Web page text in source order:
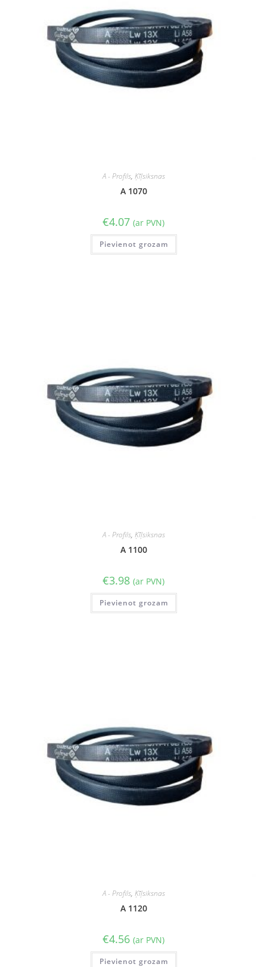
A - Profils, Ķīļsiksnas
A 1070
€4.07 (ar PVN)
Pievienot grozam
A - Profils, Ķīļsiksnas
A 1100
€3.98 (ar PVN)
Pievienot grozam
A - Profils, Ķīļsiksnas
A 1120
€4.56 (ar PVN)
Pievienot grozam